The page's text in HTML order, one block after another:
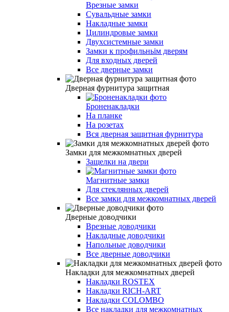
Врезные замки
Сувальдные замки
Накладные замки
Цилиндровые замки
Двухсистемные замки
Замки к профильньім дверям
Для входных дверей
Все дверные замки
Дверная фурнитура защитная
Броненакладки
На планке
На розетах
Вся дверная защитная фурнитура
Замки для межкомнатных дверей
Защелки на двери
Магнитные замки
Для стеклянных дверей
Все замки для межкомнатных дверей
Дверные доводчики
Врезные доводчики
Накладные доводчики
Напольные доводчики
Все дверные доводчики
Накладки для межкомнатных дверей
Накладки ROSTEX
Накладки RICH-ART
Накладки COLOMBO
Все накладки для межкомнатных